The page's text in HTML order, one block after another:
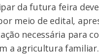
da futura feira
meio de edital,
necessária para
a agricultura